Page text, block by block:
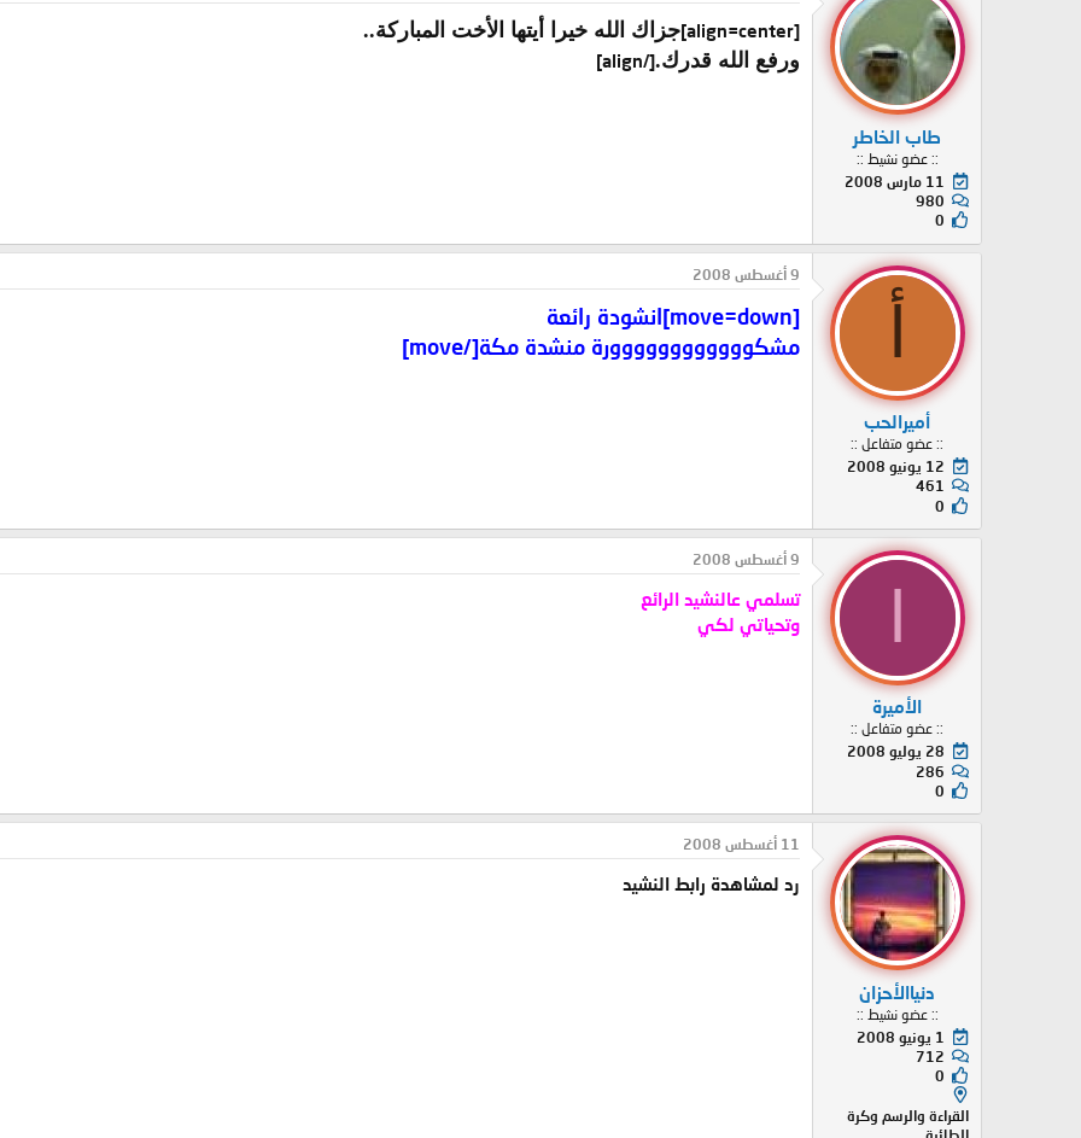
طاب الخاطر
:: عضو نشيط ::
11 مارس 2008
980
0
[align=center]
جزاك الله خيرا أيتها الأخت المباركة..
ورفع الله قدرك.[/align]
أميرالحب
:: عضو متفاعل ::
12 يونيو 2008
461
0
9 أغسطس 2008
[move=down]انشودة رائعة
مشكوووووووووووورة منشدة مكة[/move]
الأميرة
:: عضو متفاعل ::
28 يوليو 2008
286
0
9 أغسطس 2008
تسلمي عالنشيد الرائع
وتحياتي لكي
دنياالأحزان
:: عضو نشيط ::
1 يونيو 2008
712
0
القراءة والرسم وكرة
الطائرة
11 أغسطس 2008
رد لمشاهدة رابط النشيد